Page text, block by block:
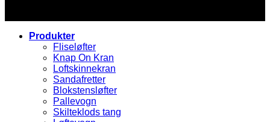
Produkter
Fliseløfter
Knap On Kran
Loftskinnekran
Sandafretter
Blokstensløfter
Pallevogn
Skilteklods tang